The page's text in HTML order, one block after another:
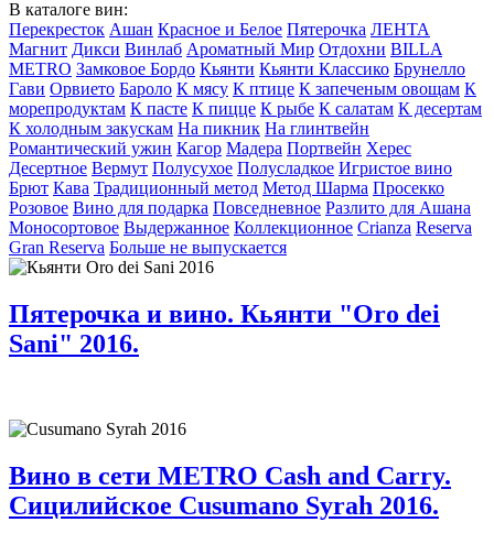
В каталоге вин:
Перекресток Ашан Красное и Белое Пятерочка ЛЕНТА
Магнит Дикси Винлаб Ароматный Мир Отдохни BILLA
METRO Замковое Бордо Кьянти Кьянти Классико Брунелло
Гави Орвието Бароло К мясу К птице К запеченым овощам К
морепродуктам К пасте К пицце К рыбе К салатам К десертам
К холодным закускам На пикник На глинтвейн
Романтический ужин Кагор Мадера Портвейн Херес
Десертное Вермут Полусухое Полусладкое Игристое вино
Брют Кава Традиционный метод Метод Шарма Просекко
Розовое Вино для подарка Повседневное Разлито для Ашана
Моносортовое Выдержанное Коллекционное Crianza Reserva
Gran Reserva Больше не выпускается
Пятерочка и вино. Кьянти "Oro dei
Sani" 2016.
Вино в сети METRO Cash and Carry.
Сицилийское Cusumano Syrah 2016.